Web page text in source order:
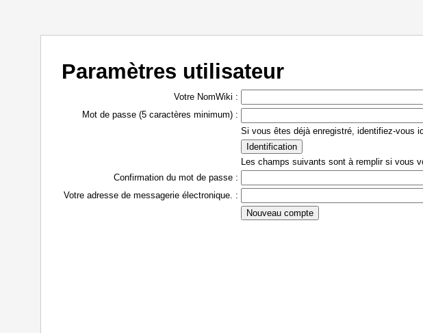
Paramètres utilisateur
Votre NomWiki :
Mot de passe (5 caractères minimum) :
Si vous êtes déjà enregistré, identifiez-vous
Les champs suivants sont à remplir si vous
Confirmation du mot de passe :
Votre adresse de messagerie électronique. :